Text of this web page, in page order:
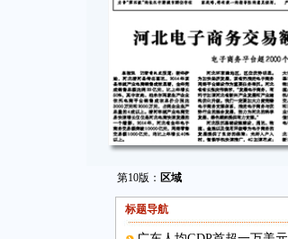
第10版： 区域
标题导航